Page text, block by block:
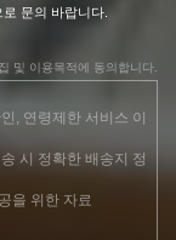
문의 바랍니다.
및 이용목적에 동의합니다.